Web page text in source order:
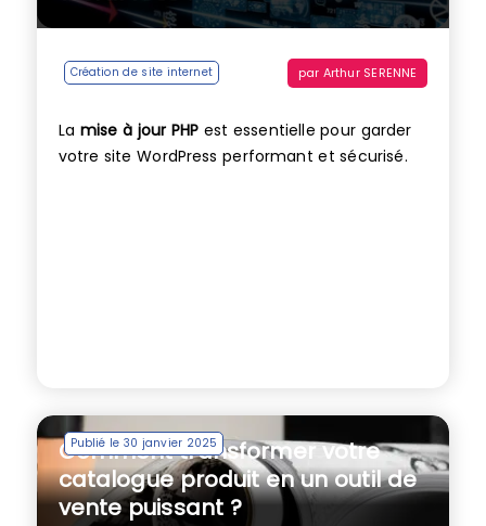
Création de site internet par Arthur SERENNE
La mise à jour PHP est essentielle pour garder
votre site WordPress performant et sécurisé.
Publié le 30 janvier 2025
Comment transformer votre
catalogue produit en un outil de
vente puissant ?